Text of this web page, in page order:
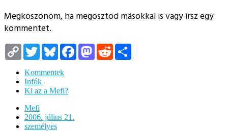
Megköszönöm, ha megosztod másokkal is vagy írsz egy
kommentet.
Copy
Link
TwitterBlueskyFacebookMastodon
Reddit
Kommentek
Infók
Ki az a Mefi?
Mefi
2006. július 21.
személyes